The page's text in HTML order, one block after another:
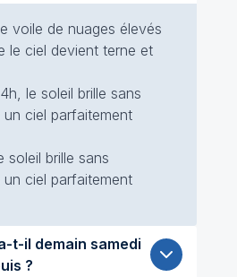
voile de nuages élevés
le ciel devient terne et
le soleil brille sans
ciel parfaitement
soleil brille sans
ciel parfaitement
samedi
?